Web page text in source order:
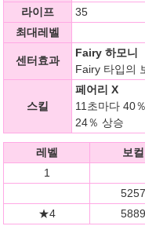
라이프
35
최대레벨
센터효과
Fairy 하모니
Fairy 타입의
스킬
페어리 X
11초마다 40
24％ 상승
레벨 보컬
1
5257
★4
5889